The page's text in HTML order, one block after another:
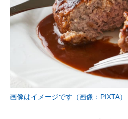
画像はイメージです（画像：PIXTA）